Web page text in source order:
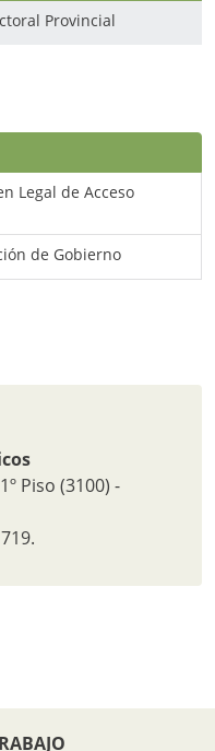
Provincial
Legal de Acceso
de Gobierno
Piso (3100) -